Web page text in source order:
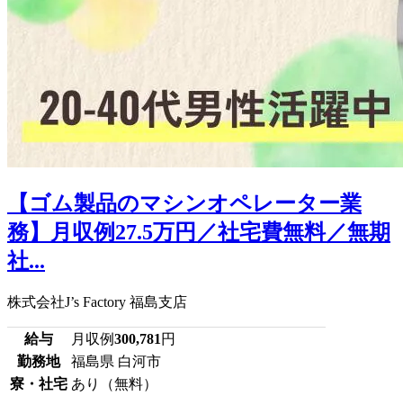
【ゴム製品のマシンオペレーター業
務】月収例27.5万円／社宅費無料／無期
社...
株式会社J’s Factory 福島支店
給与 月収例300,781 円
勤務地
福島県 白河市
寮・社宅 あり（無料）